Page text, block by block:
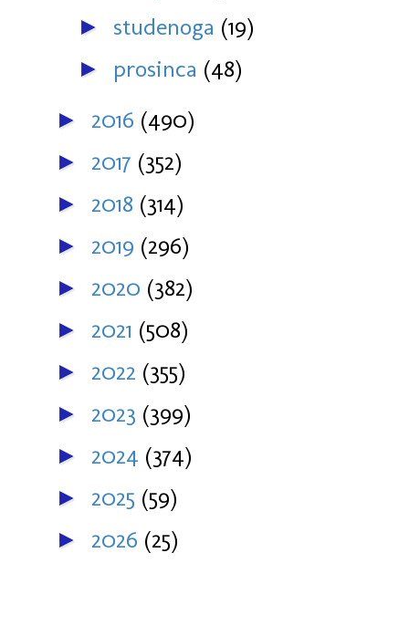
► studenoga (19)
► prosinca (48)
► 2016 (490)
► 2017 (352)
► 2018 (314)
► 2019 (296)
► 2020 (382)
► 2021 (508)
► 2022 (355)
► 2023 (399)
► 2024 (374)
► 2025 (59)
► 2026 (25)